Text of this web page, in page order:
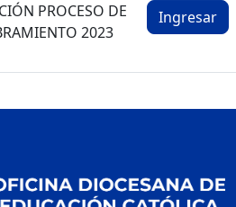
PROCESO DE
2023
Ingresar